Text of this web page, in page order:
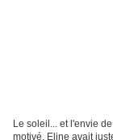
Le soleil... et l'envie
motivé, Eline avait